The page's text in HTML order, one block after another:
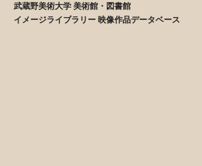
武蔵野美術大学 美術館・図書館
イメージライブラリー 映像作品データベース